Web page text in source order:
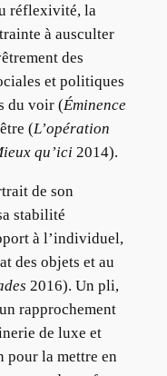
réflexivité, la
à ausculter
des
et politiques
du voir (Éminence
(L’opération
qu’ici 2014).
de son
stabilité
à l’individuel,
des objets et au
2016). Un pli,
rapprochement
de luxe et
pour la mettre en